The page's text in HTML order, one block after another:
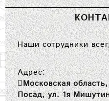
Наши сотрудники
Адрес:
Московская
Посад, ул. 1я